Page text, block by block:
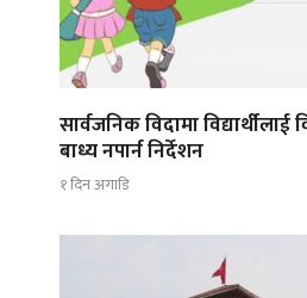
सार्वजनिक विदामा
बाध्य नपार्न निर्देशन
१ दिन अगाडि